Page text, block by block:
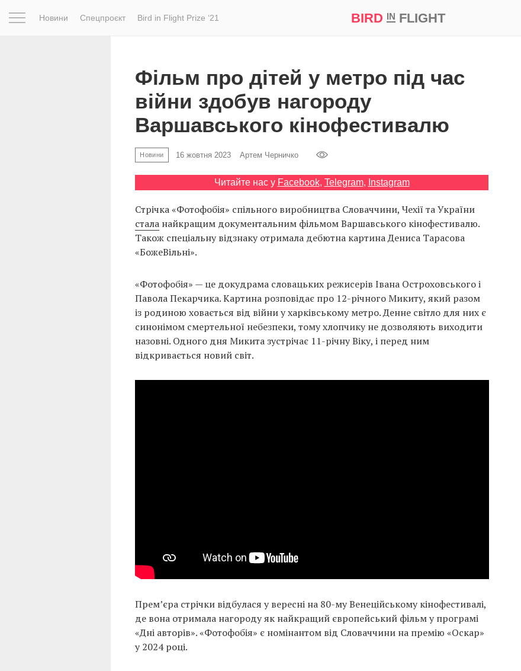
Новини Спецпроєкт Bird in Flight Prize ‘21 BIRD INFLIGHT
Фільм про дітей у метро під час
війни здобув нагороду
Варшавського кінофестивалю
Новини 16 жовтня 2023 Артем Черничко
Читайте нас у Facebook, Telegram, Instagram
Стрічка «Фотофобія» спільного виробництва Словаччини, Чехії та України
сталанайкращим документальним фільмом Варшавського кінофестивалю.
Також спеціальну відзнаку отримала дебютна картина Дениса Тарасова
«БожеВільні».
«Фотофобія» — це докудрама словацьких режисерів Івана Остроховського і
Павола Пекарчика. Картина розповідає про 12-річного Микиту, який разом
із родиною ховається від війни у харківському метро. Денне світло для них є
синонімом смертельної небезпеки, тому хлопчику не дозволяють виходити
назовні. Одного дня Микита зустрічає 11-річну Віку, і перед ним
відкривається новий світ.
Прем’єра стрічки відбулася у вересні на 80-му Венеційському кінофестивалі,
де вона отримала нагороду як найкращий європейський фільм у програмі
«Дні авторів». «Фотофобія» є номінантом від Словаччини на премію «Оскар»
у 2024 році.